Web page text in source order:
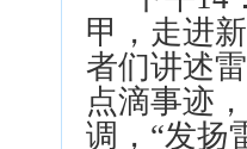
甲，走进
者们讲述
点滴事迹
调，“发扬